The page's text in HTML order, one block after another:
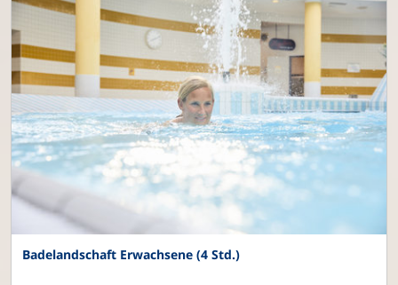
Badelandschaft Erwachsene (4 Std.)